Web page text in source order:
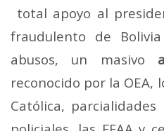
total apoyo al
fraudulento de
abusos, un masivo
reconocido por la OEA,
Católica,